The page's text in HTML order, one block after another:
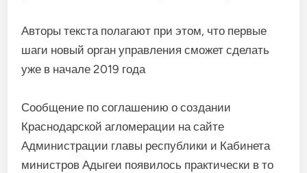
Авторы текста полагают при этом, что первые
шаги новый орган управления сможет сделать
уже в начале 2019 года
Сообщение по соглашению о создании
Краснодарской агломерации на сайте
Администрации главы республики и Кабинета
министров Адыгеи появилось практически в то